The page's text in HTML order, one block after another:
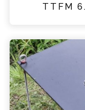
TTFM